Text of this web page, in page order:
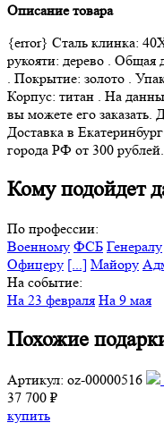
Описание товара
{error} Сталь клинка:
рукояти: дерево .
. Покрытие: золото .
Корпус: титан . На
вы можете его заказать.
Доставка в
города РФ от 300 рублей.
Кому подойдет
По профессии:
Военному ФСБ Генералу
Офицеру [...] Майору
На событие:
На 23 февраля На 9 мая
Похожие
Артикул: oz-00000516
37 700 ₽
купить